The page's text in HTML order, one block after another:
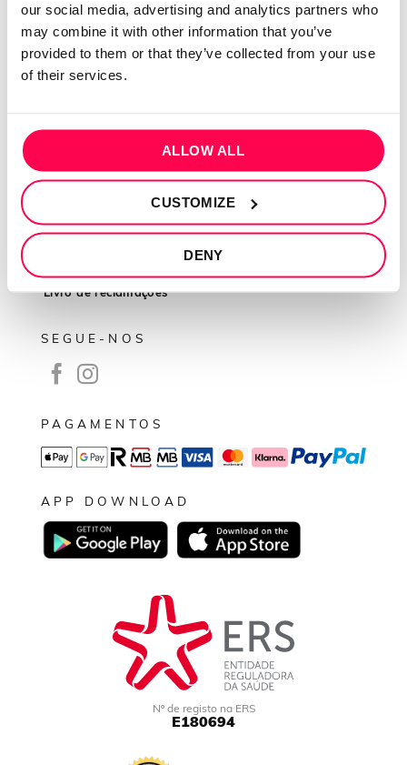
our social media, advertising and analytics partners who
may combine it with other information that you’ve
provided to them or that they’ve collected from your use
of their services.
ALLOW ALL
CUSTOMIZE
DENY
Sobre mim
INFORMAÇÕES
Política de privacidade
Termos e condições
Livro de reclamações
SEGUE-NOS
PAGAMENTOS
APP DOWNLOAD
Nº de registo na ERS
E180694